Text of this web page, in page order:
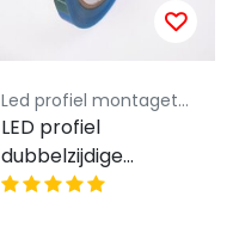
Led profiel montagetape
LED profiel
dubbelzijdige
montage tape